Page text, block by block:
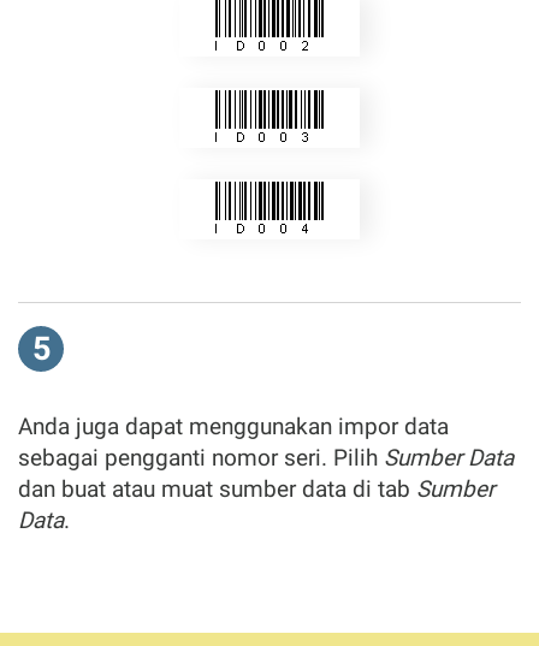
5
Anda juga dapat menggunakan impor data
sebagai pengganti nomor seri. Pilih Sumber Data
dan buat atau muat sumber data di tab Sumber
Data.